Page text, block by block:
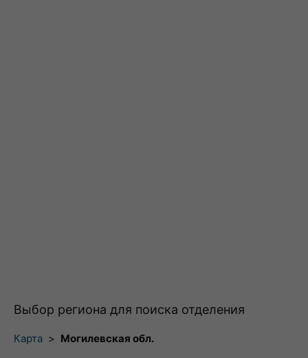
Выбор региона для поиска отделения
Карта > Могилевская обл.